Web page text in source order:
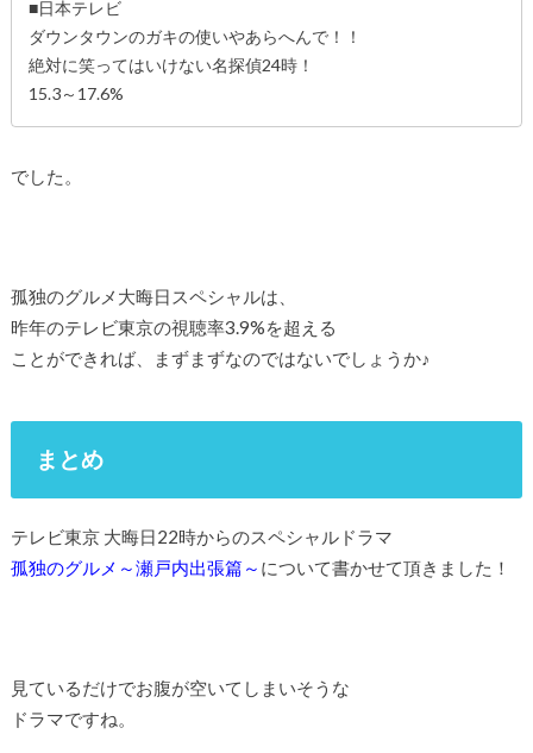
■日本テレビ
ダウンタウンのガキの使いやあらへんで！！
絶対に笑ってはいけない名探偵24時！
15.3～17.6%
でした。
孤独のグルメ大晦日スペシャルは、
昨年のテレビ東京の視聴率3.9%を超える
ことができれば、まずまずなのではないでしょうか♪
まとめ
テレビ東京 大晦日22時からのスペシャルドラマ
孤独のグルメ～瀬戸内出張篇～ について書かせて頂きました！
見ているだけでお腹が空いてしまいそうな
ドラマですね。